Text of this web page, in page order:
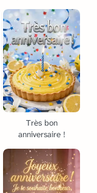
Très bon
anniversaire !